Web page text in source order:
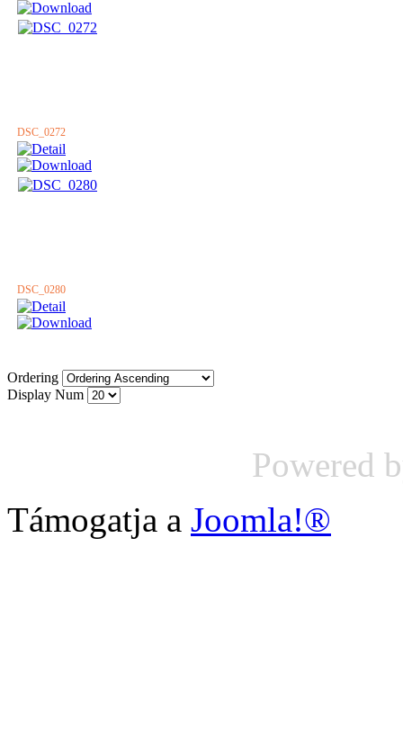
DSC_0272
DSC_0280
Ordering
Display Num
Powered
Támogatja a Joomla!®